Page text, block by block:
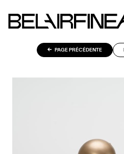
PAGE PRÉCÉDENTE